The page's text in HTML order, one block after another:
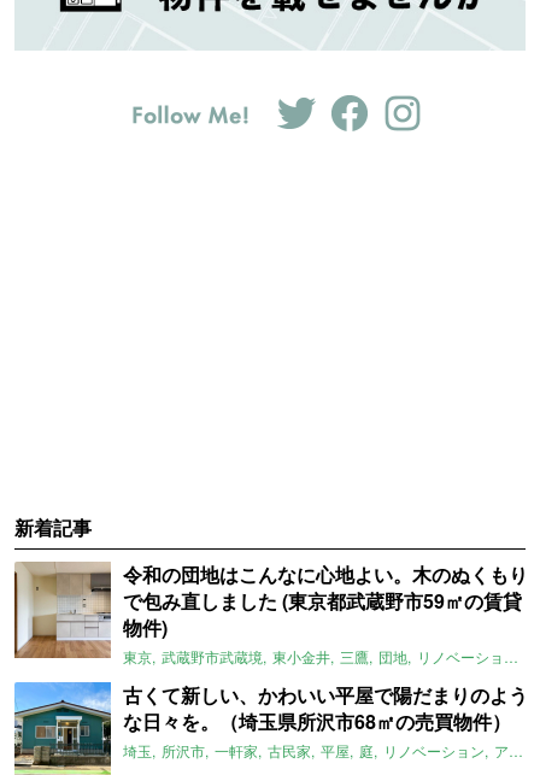
新着記事
令和の団地はこんなに心地よい。木のぬくもり
で包み直しました (東京都武蔵野市59㎡の賃貸
物件)
東京 武蔵野市武蔵境 東小金井 三鷹 団地 リノベーション
古くて新しい、かわいい平屋で陽だまりのよう
な日々を。（埼玉県所沢市68㎡の売買物件）
埼玉 所沢市 一軒家 古民家 平屋 庭 リノベーション アメリカンハウス